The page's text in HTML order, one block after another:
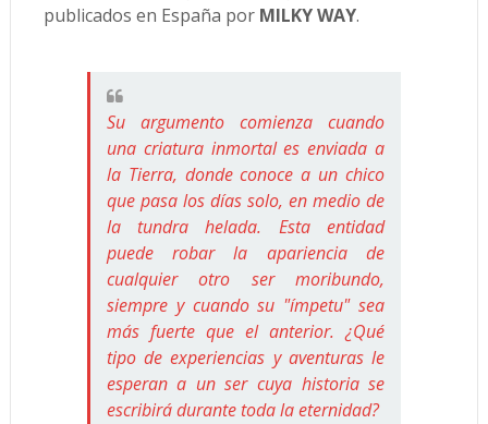
publicados en España por MILKY WAY.
Su argumento comienza cuando
una criatura inmortal es enviada a
la Tierra, donde conoce a un chico
que pasa los días solo, en medio de
la tundra helada. Esta entidad
puede robar la apariencia de
cualquier otro ser moribundo,
siempre y cuando su "ímpetu" sea
más fuerte que el anterior. ¿Qué
tipo de experiencias y aventuras le
esperan a un ser cuya historia se
escribirá durante toda la eternidad?